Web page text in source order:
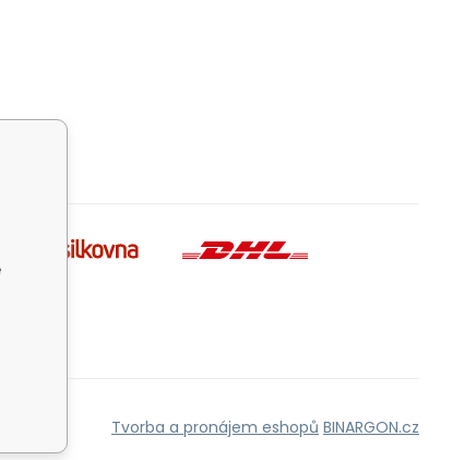
Tvorba a pronájem eshopů BINARGON.cz